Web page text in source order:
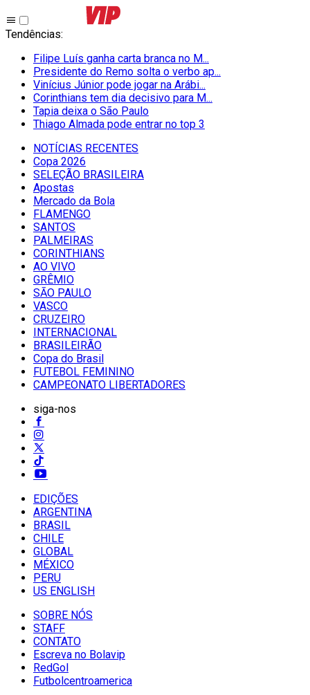
Tendências:
Filipe Luís ganha carta branca no M...
Presidente do Remo solta o verbo ap...
Vinícius Júnior pode jogar na Arábi...
Corinthians tem dia decisivo para M...
Tapia deixa o São Paulo
Thiago Almada pode entrar no top 3
NOTÍCIAS RECENTES
Copa 2026
SELEÇÃO BRASILEIRA
Apostas
Mercado da Bola
FLAMENGO
SANTOS
PALMEIRAS
CORINTHIANS
AO VIVO
GRÊMIO
SĀO PAULO
VASCO
CRUZEIRO
INTERNACIONAL
BRASILEIRÃO
Copa do Brasil
FUTEBOL FEMININO
CAMPEONATO LIBERTADORES
siga-nos
EDIÇÕES
ARGENTINA
BRASIL
CHILE
GLOBAL
MÉXICO
PERU
US ENGLISH
SOBRE NÓS
STAFF
CONTATO
Escreva no Bolavip
RedGol
Futbolcentroamerica